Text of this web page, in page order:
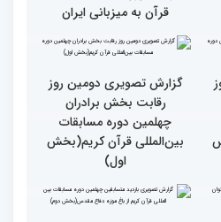
استعدادیابی مجری‌گری
قرآنی در حاشیه مسابقات
بین‌المللی قرآن کریم
از حضور سفیر عربستان تا
استقبال بی‌نظیر کودکان و
نوجوانان/ نگاهی به حواشی
دومین روز مسابقات جهانی
قرآن به میزبانی ایران